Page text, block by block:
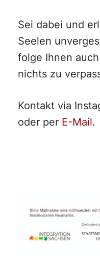
Sei dabei und
Seelen
folge Ihnen
nichts zu
Kontakt via
oder per E-Mail.